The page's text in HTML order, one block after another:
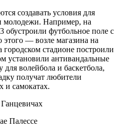
создавать условия для
молодежи. Например, на
футбольное поле с
— возле магазина на
стадионе построили
установили антивандальные
волейбола и баскетбола,
получат любители
и самокатах.
Палессе